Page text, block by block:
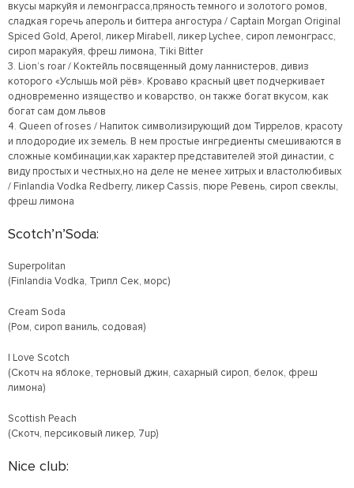
вкусы маркуйя и лемонграсса,пряность темного и золотого ромов,
сладкая горечь апероль и биттера ангостура / Captain Morgan Original
Spiced Gold, Aperol, ликер Mirabell, ликер Lychee, сироп лемонграсс,
сироп маракуйя, фреш лимона, Tiki Bitter
3. Lion’s roar / Коктейль посвященный дому ланнистеров, дивиз
которого «Услышь мой рёв». Кроваво красный цвет подчеркивает
одновременно изящество и коварство, он также богат вкусом, как
богат сам дом львов
4. Queen of roses / Напиток символизирующий дом Тиррелов, красоту
и плодородие их земель. В нем простые ингредиенты смешиваются в
сложные комбинации,как характер представителей этой династии, с
виду простых и честных,но на деле не менее хитрых и властолюбивых
/ Finlandia Vodka Redberry, ликер Cassis, пюре Ревень, сироп свеклы,
фреш лимона
Scotch’n’Soda:
Superpolitan
(Finlandia Vodka, Трипл Сек, морс)
Cream Soda
(Ром, сироп ваниль, содовая)
I Love Scotch
(Скотч на яблоке, терновый джин, сахарный сироп, белок, фреш
лимона)
Scottish Peach
(Скотч, персиковый ликер, 7up)
Nice club: